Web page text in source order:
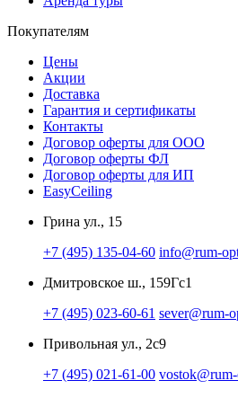
Покупателям
Цены
Акции
Доставка
Гарантия и сертификаты
Контакты
Договор оферты для ООО
Договор оферты ФЛ
Договор оферты для ИП
EasyCeiling
Грина ул., 15
+7 (495) 135-04-60 info@rum-
Дмитровское ш., 159Гс1
+7 (495) 023-60-61 sever@rum-
Привольная ул., 2с9
+7 (495) 021-61-00